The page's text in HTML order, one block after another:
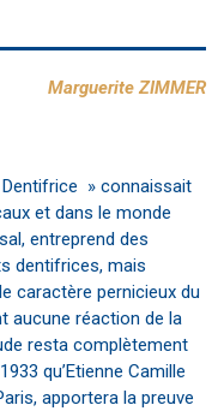
Marguerite ZIMMER
Dentifrice » connaissait
et dans le monde
entreprend des
dentifrices, mais
caractère pernicieux du
aucune réaction de la
resta complètement
qu’Etienne Camille
apportera la preuve